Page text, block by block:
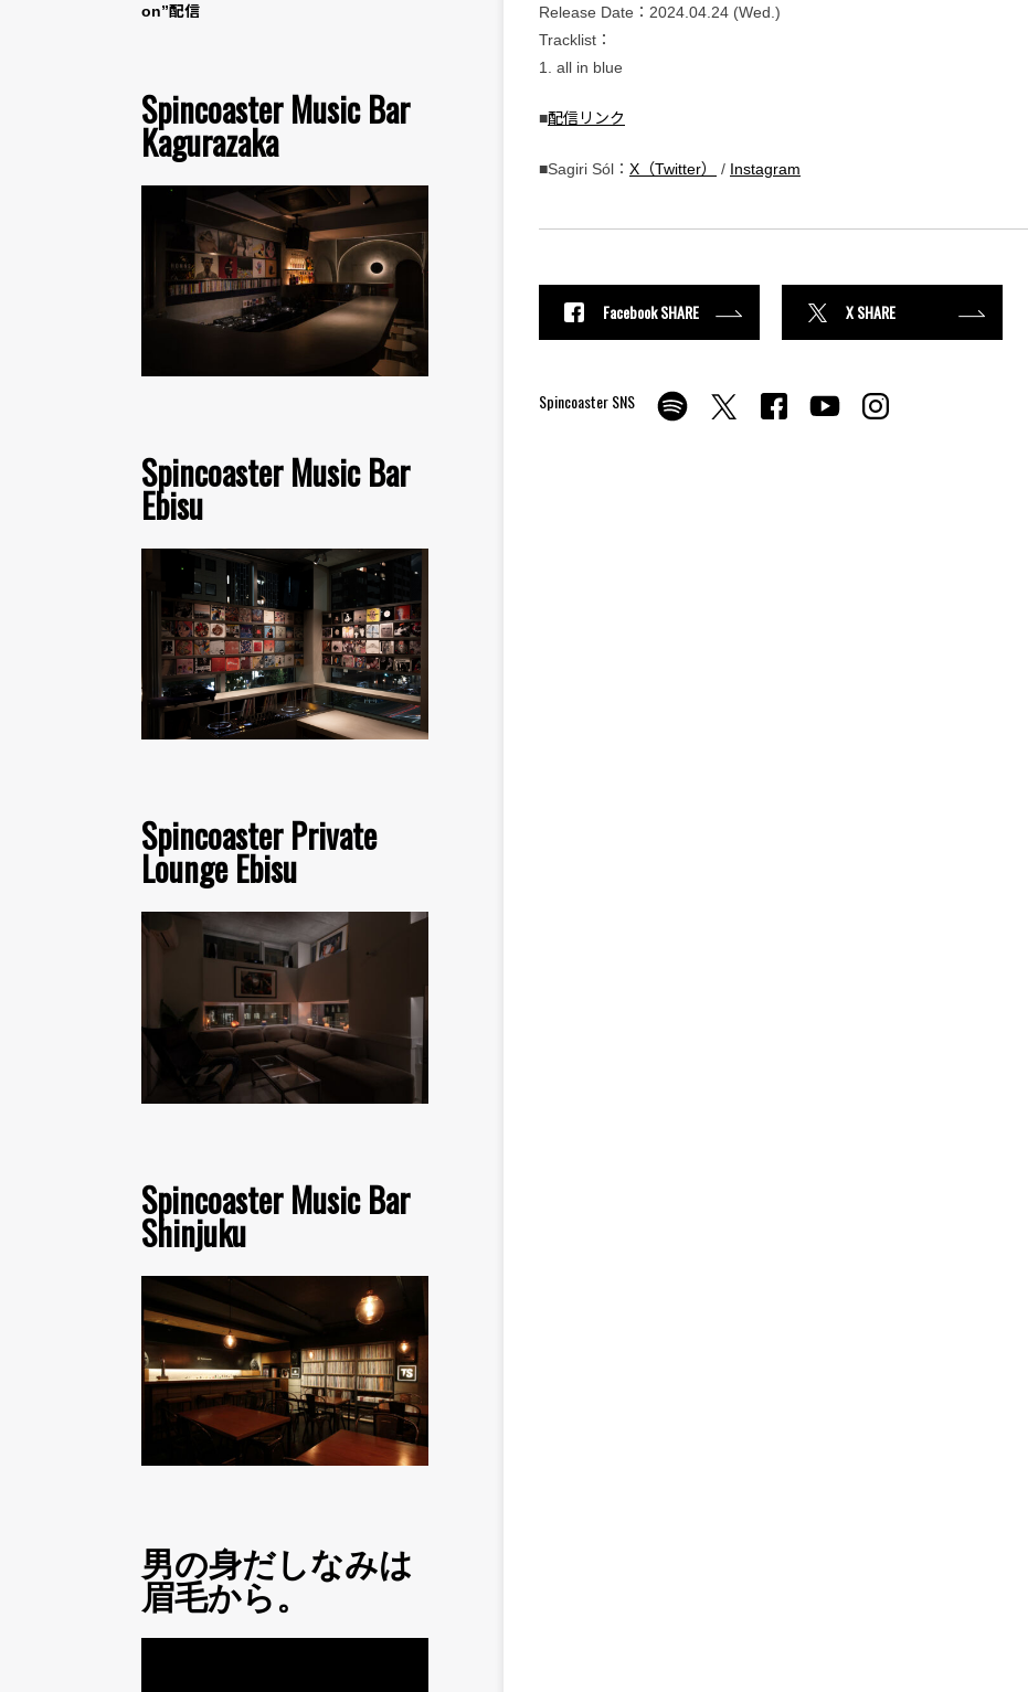
on”配信
Spincoaster Music Bar
Kagurazaka
Spincoaster Music Bar
Ebisu
Spincoaster Private
Lounge Ebisu
Spincoaster Music Bar
Shinjuku
男の身だしなみは
眉毛から。
Release Date：2024.04.24 (Wed.)
Tracklist：
1. all in blue
■配信リンク
■Sagiri Sól： X（Twitter） / Instagram
Facebook SHARE X SHARE
Spincoaster SNS